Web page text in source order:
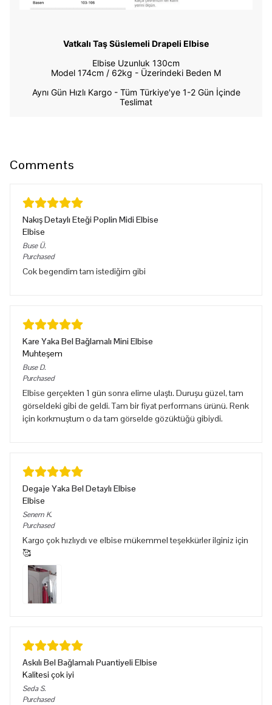
Vatkalı Taş Süslemeli Drapeli Elbise
Elbise Uzunluk 130cm
Model 174cm / 62kg - Üzerindeki Beden M
Aynı Gün Hızlı Kargo - Tüm Türkiye'ye 1-2 Gün İçinde
Teslimat
Comments
Nakış Detaylı Eteği Poplin Midi Elbise
Elbise
Buse Ü.
Purchased
Cok begendim tam istediğim gibi
Kare Yaka Bel Bağlamalı Mini Elbise
Muhteşem
Buse D.
Purchased
Elbise gerçekten 1 gün sonra elime ulaştı. Duruşu güzel, tam
görseldeki gibi de geldi. Tam bir fiyat performans ürünü. Renk
için korkmuştum o da tam görselde gözüktüğü gibiydi.
Degaje Yaka Bel Detaylı Elbise
Elbise
Senem K.
Purchased
Kargo çok hızlıydı ve elbise mükemmel teşekkürler ilginiz için
🥰
Askılı Bel Bağlamalı Puantiyeli Elbise
Kalitesi çok iyi
Seda S.
Purchased